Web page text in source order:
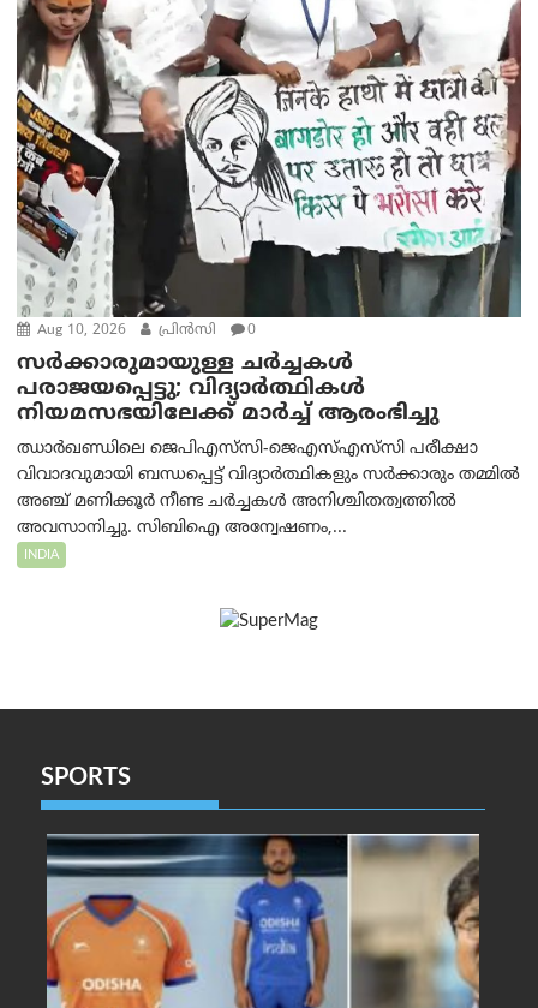
Aug 10, 2026 പ്രിന്‍സി 0
സർക്കാരുമായുള്ള ചർച്ചകൾ
പരാജയപ്പെട്ടു; വിദ്യാർത്ഥികൾ
നിയമസഭയിലേക്ക് മാർച്ച് ആരംഭിച്ചു
ഝാർഖണ്ഡിലെ ജെപിഎസ്‌സി-ജെഎസ്‌എസ്‌സി പരീക്ഷാ
വിവാദവുമായി ബന്ധപ്പെട്ട് വിദ്യാർത്ഥികളും സർക്കാരും തമ്മിൽ
അഞ്ച് മണിക്കൂർ നീണ്ട ചർച്ചകൾ അനിശ്ചിതത്വത്തിൽ
അവസാനിച്ചു. സിബിഐ അന്വേഷണം,...
INDIA
SPORTS